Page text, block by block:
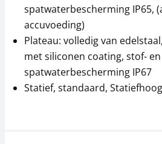
Thermoprinter KERN
spatwaterbescherming IP65,
accuvoeding)
Plateau: volledig van
met siliconen coating, stof- en
spatwaterbescherming IP67
Statief, standaard,